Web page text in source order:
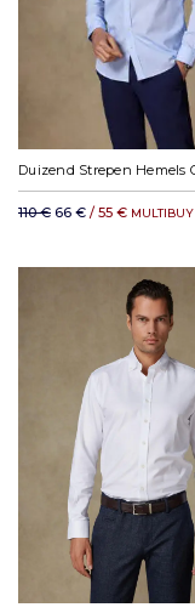
110 € 66 € / 55 € MULTIBUY